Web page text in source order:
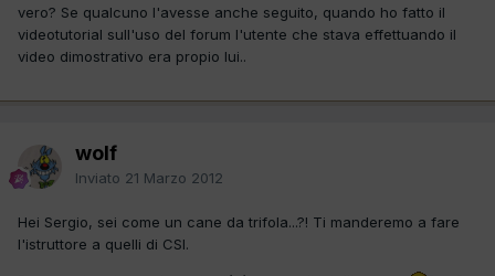
vero? Se qualcuno l'avesse anche seguito, quando ho fatto il
videotutorial sull'uso del forum l'utente che stava effettuando il
video dimostrativo era propio lui..
wolf
Inviato 21 Marzo 2012
Hei Sergio, sei come un cane da trifola...?! Ti manderemo a fare
l'istruttore a quelli di CSI.